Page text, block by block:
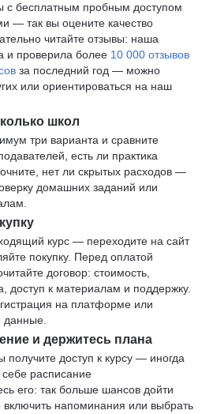
с бесплатным пробным доступом
— так вы оцените качество
читайте отзывы: наша
и проверила более 10 000 отзывов
за последний год — можно
или ориентироваться на наш
школ
три варианта и сравните
есть ли практика
нет ли скрытых расходов —
домашних заданий или
курс — переходите на сайт
покупку. Перед оплатой
договор: стоимость,
доступ к материалам и поддержку.
на платформе или
данные.
и держитесь плана
получите доступ к курсу — иногда
себе расписание
его: так больше шансов дойти
напоминания или выбрать